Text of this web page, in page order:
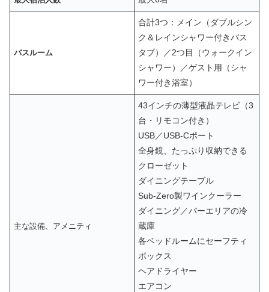
バスルーム
合計3つ：メイン（ダブルシン
ク＆レインシャワー付きバス
タブ）／2つ目（ウォークイン
シャワー）／ゲスト用（シャ
ワー付き浴室）
主な設備、アメニティ
43インチの薄型液晶テレビ（3
台・リモコン付き）
USB／USB-Cポート
全身鏡、たっぷり収納できる
クローゼット
ダイニングテーブル
Sub-Zero製ワインクーラー
ダイニング／バーエリアの冷
蔵庫
各ベッドルームにセーフティ
ボックス
ヘアドライヤー
エアコン